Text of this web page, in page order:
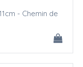
- Chemin de